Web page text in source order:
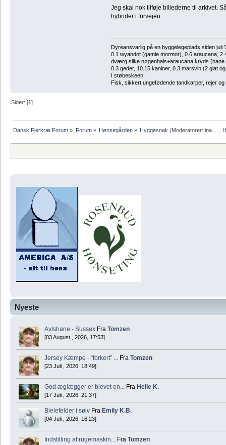
Nyeste
Avlshane - Sussex Fra Tomzen
[03 August , 2026, 17:53]
Jersey Kæmpe - “forkert” ... Fra Tomzen
[23 Juli , 2026, 18:49]
God æglægger er blevet en... Fra Helle K.
[17 Juli , 2026, 21:37]
Bielefelder i sølv Fra Emily K.B.
[04 Juli , 2026, 16:23]
Indstilling af rugemaskin... Fra Tomzen
Jeg skal nok tilføje billederne til arkivet.
hybrider i forvejen.
Dyreansvarlig på en byggelegeplads siden juli
0.1 wyandot (gamle mormor), 0.6 araucana,
dværg silke nøgenhals+araucana kryds
0.3 geder, 10.15 kaniner, 0.3 marsvin (2 glat
I støbeskeen:
Fisk, sikkert ungefødende tandkarper, rejer
Sider: [1]
Dansk Fjerkræ Forum » Forum» Hønsegården» Hyggesnak (Moderatorer:ina.....